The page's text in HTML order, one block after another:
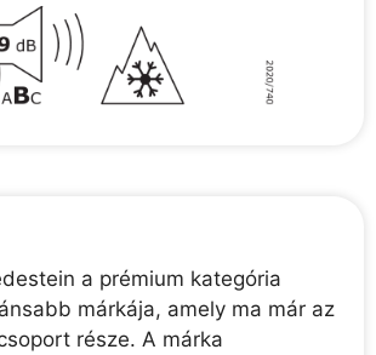
a prémium kategória
márkája, amely ma már az
része. A márka